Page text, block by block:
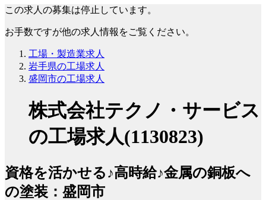
この求人の募集は停止しています。
お手数ですが他の求人情報をご覧ください。
工場・製造業求人
岩手県の工場求人
盛岡市の工場求人
株式会社テクノ・サービス
の工場求人(1130823)
資格を活かせる♪高時給♪金属の銅板へ
の塗装：盛岡市